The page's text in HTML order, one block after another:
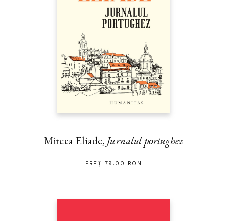
Mircea Eliade, Jurnalul portughez
PREȚ 79.00 RON